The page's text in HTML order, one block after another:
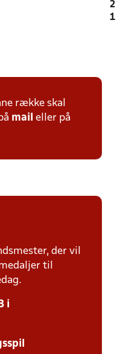
2
1
række skal
mail eller på
der vil
til
i